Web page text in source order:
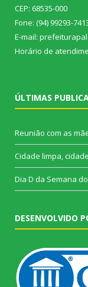
CEP: 68535-000
Fone: (94) 99293-
E-mail:
Horário de
ÚLTIMAS
Reunião com as
Cidade limpa,
Dia D da Semana
DESENVOLVIDO